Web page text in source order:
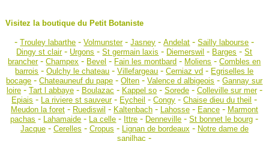
Visitez la boutique du Petit Botaniste
-Trouley labarthe -Volmunster-Jasney -Andelat -Sailly labourse -
Dingy st clair- Urgons -St germain laxis - Diemerswil - Barges -St
brancher-Champex - Bevel - Fain les montbard - Moliens -Combles en
barrois -Oulchy le chateau -Villefargeau -Cerniaz vd - Egriselles le
bocage -Chateauneuf du pape -Olten -Valence d albigeois -Gannay sur
loire- Tart l abbaye- Boulazac - Kappel so- Sorede- Colleville sur mer-
Epiais - La riviere st sauveur- Eycheil -Congy -Chaise dieu du theil -
Meudon la foret- Ruediswil - Kaltenbach- Lahosse- Eance- Marmont
pachas - Lahamaide - La celle - Ittre - Denneville -St bonnet le bourg -
Jacque- Cerelles - Cropus - Lignan de bordeaux - Notre dame de
sanilhac -